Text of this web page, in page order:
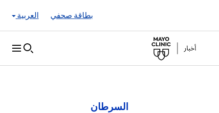
العربية
بطاقة صحفي
السرطان